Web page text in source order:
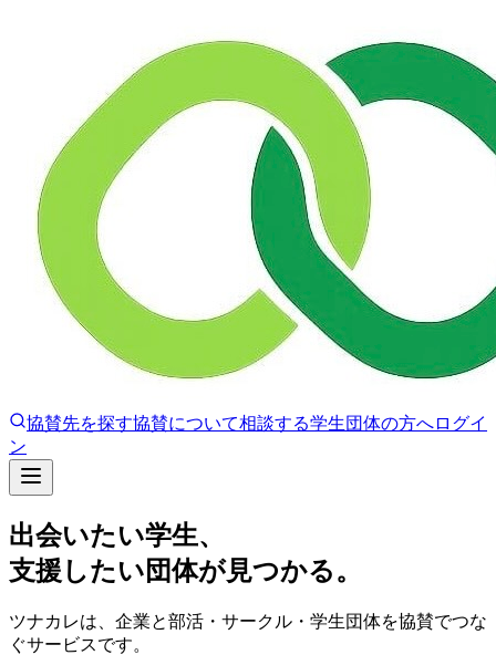
協賛先を探す協賛について相談する学生団体の方へログイ
ン
出会いたい学生、
支援したい団体が見つかる。
ツナカレは、企業と部活・サークル・学生団体を協賛でつな
ぐサービスです。